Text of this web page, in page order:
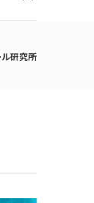
研究所